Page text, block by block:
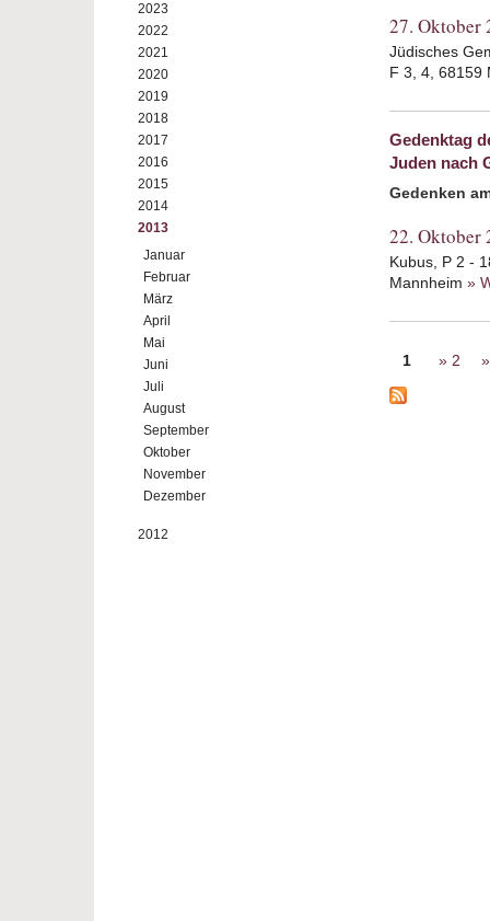
2023
2022
2021
2020
2019
2018
2017
2016
2015
2014
2013
Januar
Februar
März
April
Mai
Juni
Juli
August
September
Oktober
November
Dezember
2012
27. Oktober
Jüdisches
F 3, 4, 68159
Gedenktag
Juden nach
Gedenken
22. Oktober
Kubus, P 2 -
Mannheim »
Seiten
1 2